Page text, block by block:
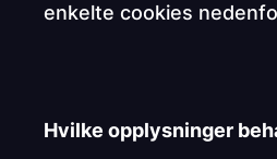
enkelte cookies
Hvilke opplysninger